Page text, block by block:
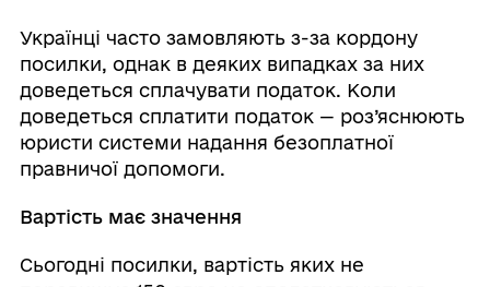
Українці часто замовляють з-за кордону
посилки, однак в деяких випадках за них
доведеться сплачувати податок. Коли
доведеться сплатити податок — роз’яснюють
юристи системи надання безоплатної
правничої допомоги.
Вартість має значення
Сьогодні посилки, вартість яких не